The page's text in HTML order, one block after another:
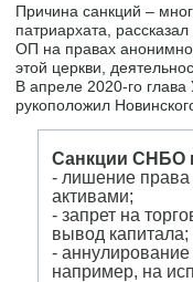
Причина санкций –
патриархата,
ОП на правах
этой церкви,
В апреле 2020-го
рукоположил
Санкции СНБО
- лишение права
активами;
- запрет на
вывод капитала;
-
например, на